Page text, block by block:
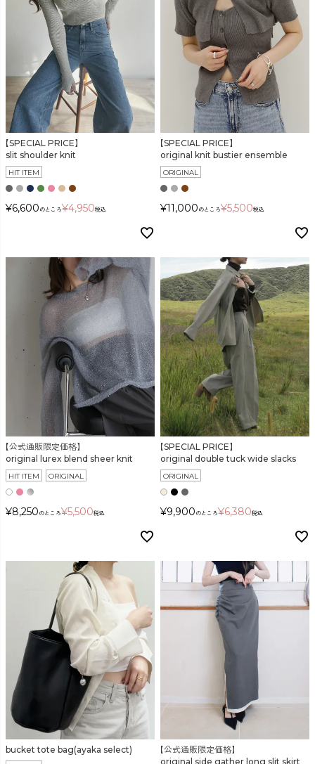
【SPECIAL PRICE】
slit shoulder knit
HIT ITEM
¥6,600 のところ¥4,950税込
【SPECIAL PRICE】
original knit bustier ensemble
ORIGINAL
¥11,000 のところ¥5,500税込
【公式通販限定価格】
original lurex blend sheer knit
HIT ITEM ORIGINAL
¥8,250 のところ¥5,500税込
【SPECIAL PRICE】
original double tuck wide slacks
ORIGINAL
¥9,900 のところ¥6,380税込
bucket tote bag(ayaka select)
【公式通販限定価格】
original side gather long slit skirt